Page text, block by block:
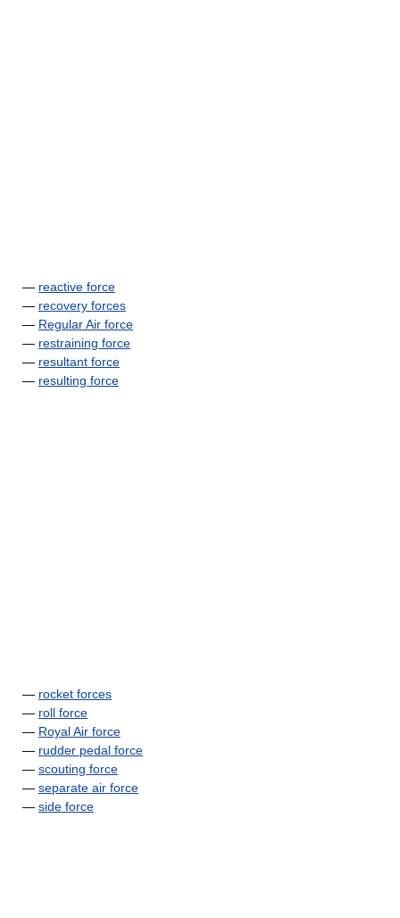
— reactive force
— recovery forces
— Regular Air force
— restraining force
— resultant force
— resulting force
— rocket forces
— roll force
— Royal Air force
— rudder pedal force
— scouting force
— separate air force
— side force